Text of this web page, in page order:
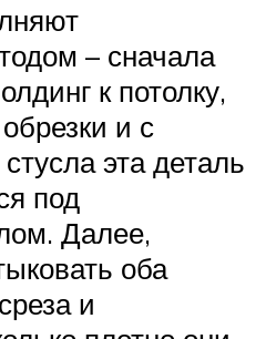
– сначала
к потолку,
и с
эта деталь
под
Далее,
оба
и